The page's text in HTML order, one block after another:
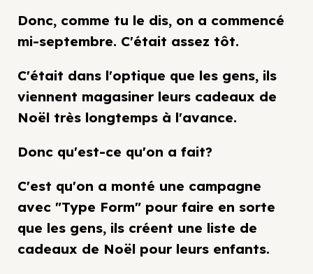
Donc, comme tu le dis, on a commencé
mi-septembre. C'était assez tôt.
C'était dans l'optique que les gens, ils
viennent magasiner leurs cadeaux de
Noël très longtemps à l'avance.
Donc qu'est-ce qu'on a fait?
C'est qu'on a monté une campagne
avec "Type Form" pour faire en sorte
que les gens, ils créent une liste de
cadeaux de Noël pour leurs enfants.